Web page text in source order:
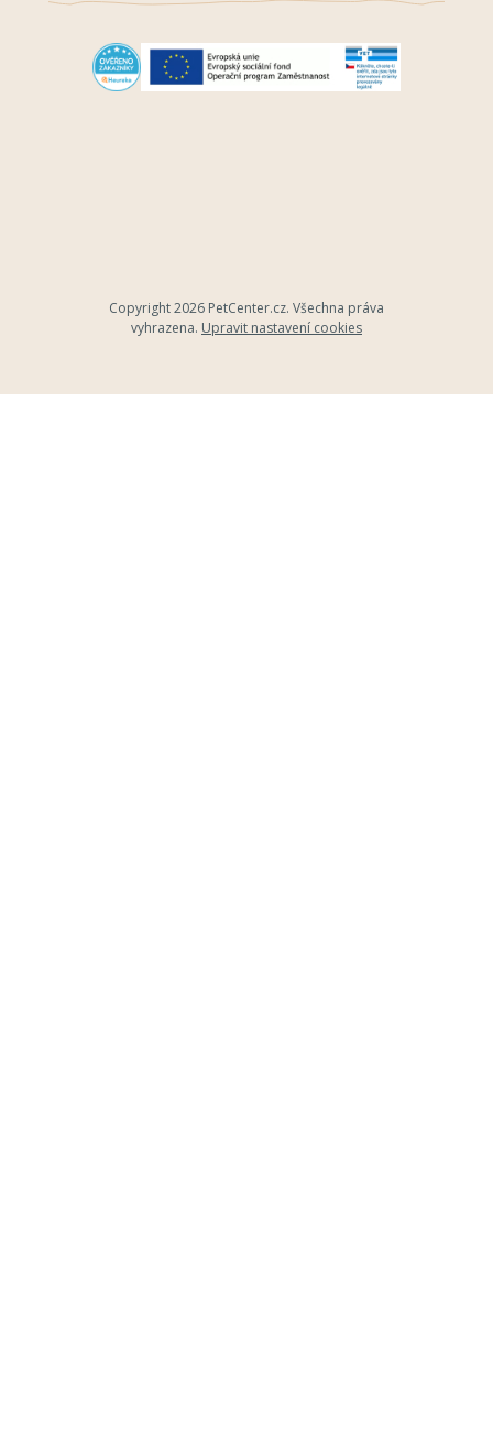
Copyright 2026 PetCenter.cz. Všechna práva
vyhrazena. Upravit nastavení cookies